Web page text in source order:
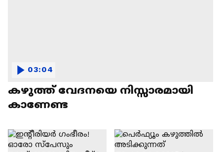
കഴുത്ത് വേദനയെ നിസ്സാരമായി
കാണേണ്ട
03:04